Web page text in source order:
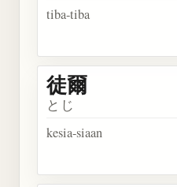
tiba-tiba
徒爾
とじ
kesia-siaan